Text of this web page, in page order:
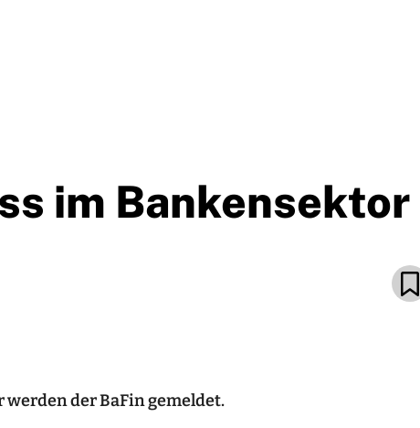
im Bankensektor
der BaFin gemeldet.